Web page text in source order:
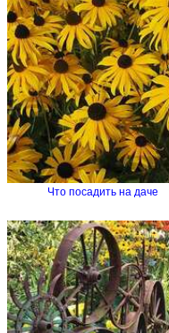
Что посадить на даче